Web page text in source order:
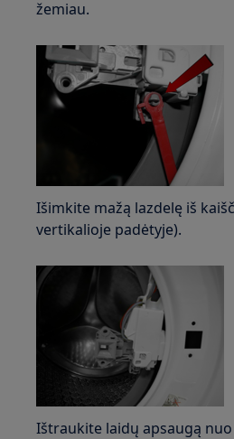
žemiau.
Išimkite mažą lazdelę iš
vertikalioje padėtyje).
Ištraukite laidų apsaugą